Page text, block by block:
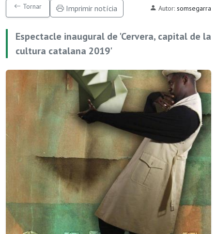
Tornar Imprimir notícia Autor: somsegarra
Espectacle inaugural de 'Cervera, capital de la
cultura catalana 2019'